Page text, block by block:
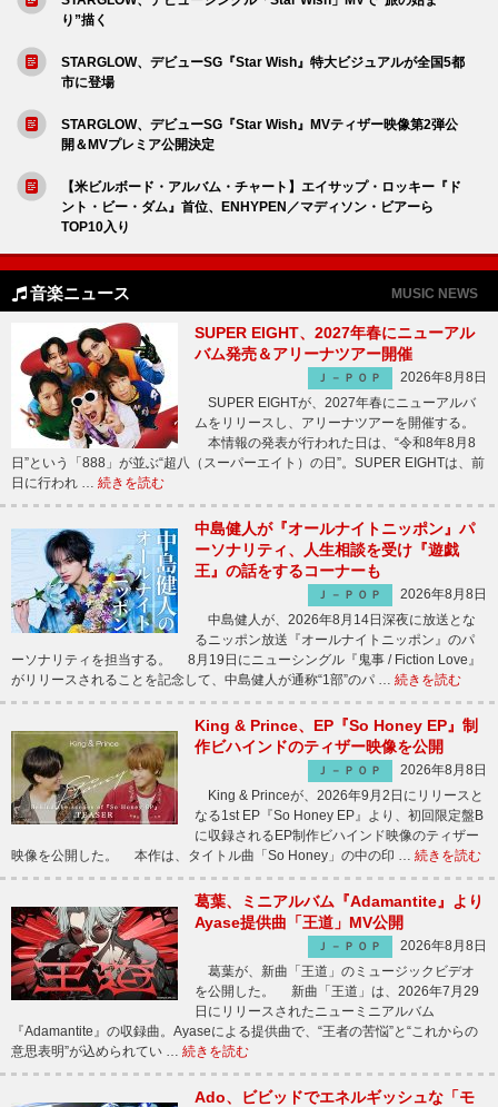
り”描く
STARGLOW、デビューSG『Star Wish』特大ビジュアルが全国5都
市に登場
STARGLOW、デビューSG『Star Wish』MVティザー映像第2弾公
開＆MVプレミア公開決定
【米ビルボード・アルバム・チャート】エイサップ・ロッキー『ド
ント・ビー・ダム』首位、ENHYPEN／マディソン・ビアーら
TOP10入り
音楽ニュース MUSIC NEWS
SUPER EIGHT、2027年春にニューアル
バム発売＆アリーナツアー開催
Ｊ－ＰＯＰ
2026年8月8日
SUPER EIGHTが、2027年春にニューアルバ
ムをリリースし、アリーナツアーを開催する。
本情報の発表が行われた日は、“令和8年8月8
日”という「888」が並ぶ“超八（スーパーエイト）の日”。SUPER EIGHTは、前
日に行われ … 続きを読む
中島健人が『オールナイトニッポン』パ
ーソナリティ、人生相談を受け『遊戯
王』の話をするコーナーも
Ｊ－ＰＯＰ
2026年8月8日
中島健人が、2026年8月14日深夜に放送とな
るニッポン放送『オールナイトニッポン』のパ
ーソナリティを担当する。 8月19日にニューシングル『鬼事 / Fiction Love』
がリリースされることを記念して、中島健人が通称“1部”のパ … 続きを読む
King & Prince、EP『So Honey EP』制
作ビハインドのティザー映像を公開
Ｊ－ＰＯＰ
2026年8月8日
King & Princeが、2026年9月2日にリリースと
なる1st EP『So Honey EP』より、初回限定盤B
に収録されるEP制作ビハインド映像のティザー
映像を公開した。 本作は、タイトル曲「So Honey」の中の印 … 続きを読む
葛葉、ミニアルバム『Adamantite』より
Ayase提供曲「王道」MV公開
Ｊ－ＰＯＰ
2026年8月8日
葛葉が、新曲「王道」のミュージックビデオ
を公開した。 新曲「王道」は、2026年7月29
日にリリースされたニューミニアルバム
『Adamantite』の収録曲。Ayaseによる提供曲で、“王者の苦悩”と“これからの
意思表明”が込められてい … 続きを読む
Ado、ビビッドでエネルギッシュな「モ